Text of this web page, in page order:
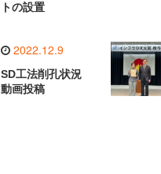
トの設置
2022.12.9
SD工法削孔状況
動画投稿